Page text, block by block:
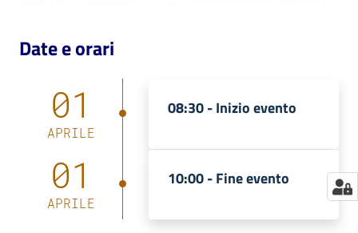
Chiedi al
Date e orari
01
APRILE
08:30 -Inizio evento
01
APRILE
10:00 -Fine evento